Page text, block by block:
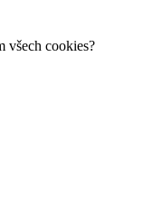
všech cookies?